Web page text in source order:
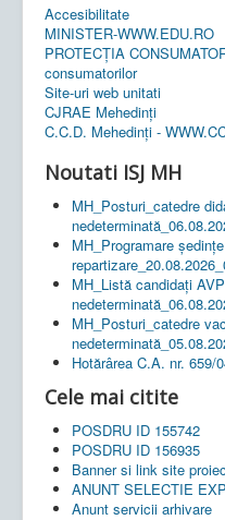
Accesibilitate
MINISTER-WWW.EDU.RO
PROTECȚIA
consumatorilor
Site-uri web unitati
CJRAE Mehedinți
C.C.D. Mehedinţi -
Noutati ISJ MH
MH_Posturi_catedre
MH_Programare ședințe
MH_Listă candidați
MH_Posturi_catedre
Hotărârea C.A. nr. 659/
Cele mai citite
POSDRU ID 155742
POSDRU ID 156935
Banner si link site
ANUNT SELECTIE
Anunt servicii arhivare